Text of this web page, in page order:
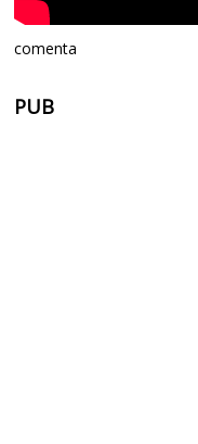
comenta
PUB